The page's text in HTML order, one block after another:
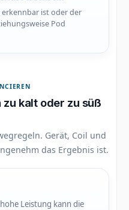
ist oder der
Pod
kalt oder zu süß
Gerät, Coil und
das Ergebnis ist.
Leistung kann die